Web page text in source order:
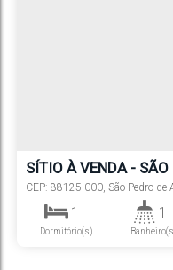
SÍTIO À VENDA - SÃO
CEP: 88125-000, São Pedro de
1
Dormitório(s)
1